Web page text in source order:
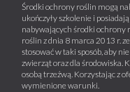
Środki ochrony roślin mogą
ukończyły szkolenie i
nabywających środki ochrony
roślin z dnia 8 marca 2013 r.
stosować w taki sposób, aby
zwierząt oraz dla środowiska.
osobą trzeźwą. Korzystając z
wymienione warunki.